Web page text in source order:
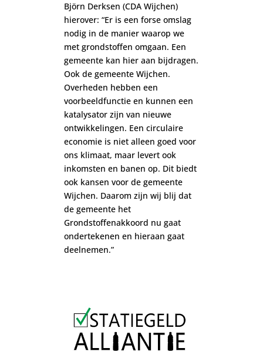
Björn Derksen (CDA Wijchen)
hierover: “Er is een forse omslag
nodig in de manier waarop we
met grondstoffen omgaan. Een
gemeente kan hier aan bijdragen.
Ook de gemeente Wijchen.
Overheden hebben een
voorbeeldfunctie en kunnen een
katalysator zijn van nieuwe
ontwikkelingen. Een circulaire
economie is niet alleen goed voor
ons klimaat, maar levert ook
inkomsten en banen op. Dit biedt
ook kansen voor de gemeente
Wijchen. Daarom zijn wij blij dat
de gemeente het
Grondstoffenakkoord nu gaat
ondertekenen en hieraan gaat
deelnemen.”